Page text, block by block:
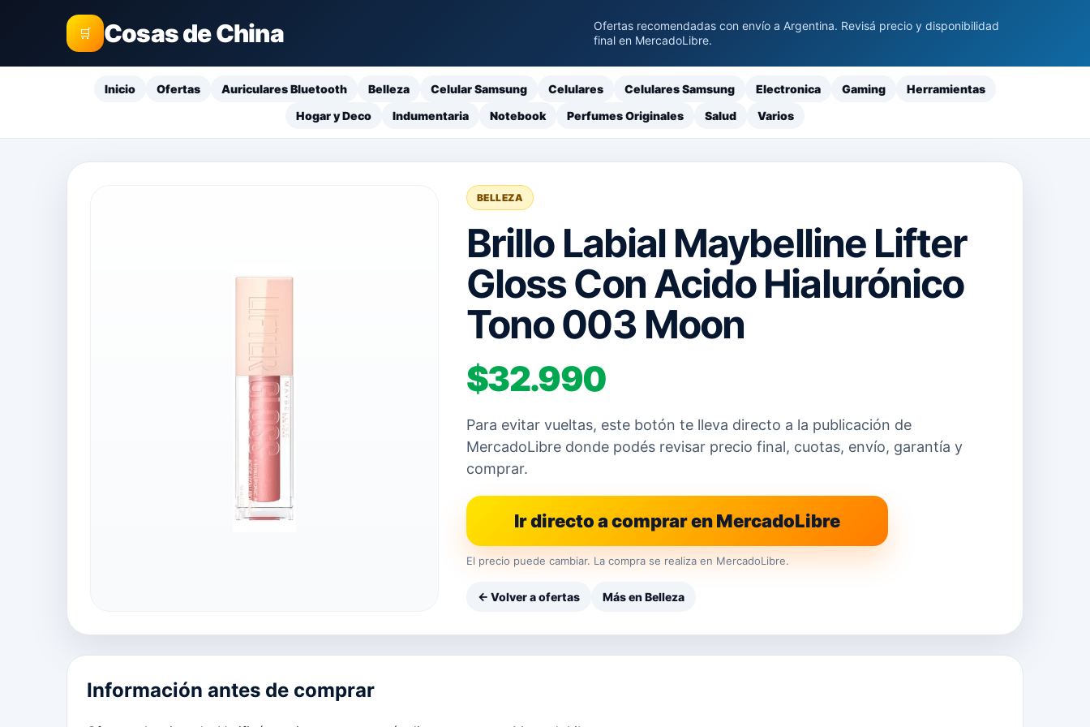
🛒 Cosas de China
Ofertas recomendadas con envío a Argentina. Revisá precio y disponibilidad
final en MercadoLibre.
Inicio Ofertas Auriculares Bluetooth Belleza Celular Samsung Celulares Celulares Samsung Electronica Gaming
Herramientas
Hogar y Deco
Indumentaria Notebook Perfumes Originales Salud Varios
BELLEZA
Brillo Labial Maybelline Lifter
Gloss Con Acido Hialurónico
Tono 003 Moon
$32.990
Para evitar vueltas, este botón te lleva directo a la publicación de
MercadoLibre donde podés revisar precio final, cuotas, envío, garantía y
comprar.
Ir directo a comprar en MercadoLibre
El precio puede cambiar. La compra se realiza en MercadoLibre.
← Volver a ofertas Más en Belleza
Información antes de comprar